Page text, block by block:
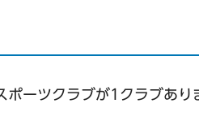
ポーツクラブが1クラブあり